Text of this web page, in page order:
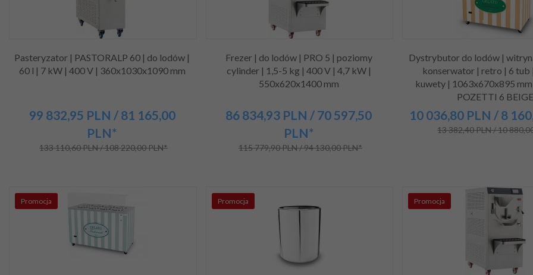
Pasteryzator | PASTORALP 60 | do lodów |
60 l | 7 kW | 400 V | 360x1030x1090 mm
99 832,95 PLN / 81 165,00
PLN*
133 110,60 PLN / 108 220,00 PLN*
Frezer | do lodów | PRO 5 | poziomy
cylinder | 1,5-5 kg | 400 V | 4,7 kW |
550x620x1400 mm
86 834,93 PLN/ 70 597,50
PLN*
115 779,90 PLN / 94 130,00 PLN*
Dystrybutor do lodów |
konserwator | retro | 6 tub
kuwety | 1063x670x895
POZETTI 6
10 036,80 PLN/ 8
13 382,40 PLN / 10
Promocja Promocja Promocja